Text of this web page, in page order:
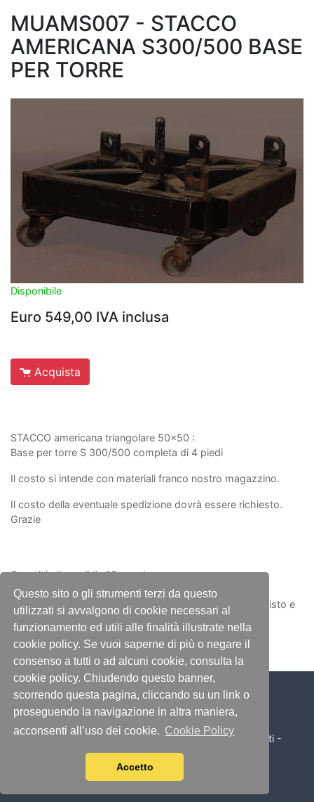
Questo sito o gli strumenti terzi da questo
utilizzati si avvalgono di cookie necessari al
funzionamento ed utili alle finalità illustrate nella
cookie policy. Se vuoi saperne di più o negare il
consenso a tutti o ad alcuni cookie, consulta la
cookie policy. Chiudendo questo banner,
scorrendo questa pagina, cliccando su un link o
proseguendo la navigazione in altra maniera,
acconsenti all’uso dei cookie. Cookie Policy
Accetto
MUAMS007 - STACCO
AMERICANA S300/500 BASE
PER TORRE
Disponibile
Euro 549,00 IVA inclusa
Acquista
STACCO americana triangolare 50x50 :
Base per torre S 300/500 completa di 4 piedi
Il costo si intende con materiali franco nostro magazzino.
Il costo della eventuale spedizione dovrà essere richiesto.
Grazie
Quantità disponibile 12 pezzi
(Le foto sono indicative del prodotto. Materiale usato visto e
piaciuto nello stato in cui si trova)
© 2026 Illumino Service S.r.l. - Tutti i diritti sono riservati -
P.IVA 04197070370 - byImmagica & Partner